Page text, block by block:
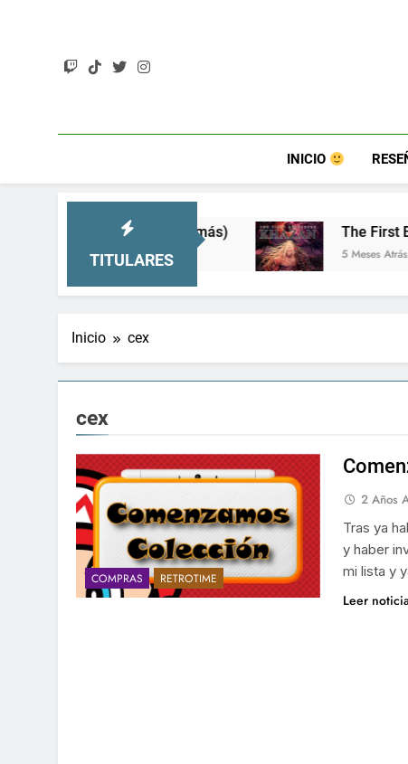
INICIO
TITULARES
The First Berserker: Khazan
5 Meses Atrás
Inicio cex
cex
COMPRAS RETROTIME
2 Años
Tras ya
y haber
mi lista y
Leer